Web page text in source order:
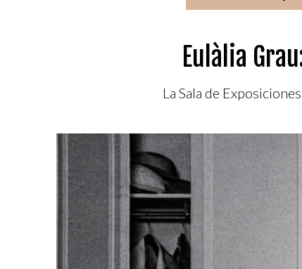
Eulàlia
La Sala de